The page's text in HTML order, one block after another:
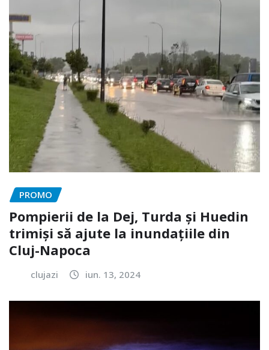
PROMO
Pompierii de la Dej, Turda și Huedin
trimiși să ajute la inundațiile din
Cluj-Napoca
clujazi iun. 13, 2024